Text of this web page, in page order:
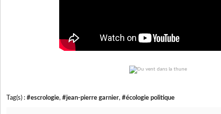
Tag(s) : #escrologie, #jean-pierre garnier, #écologie politique